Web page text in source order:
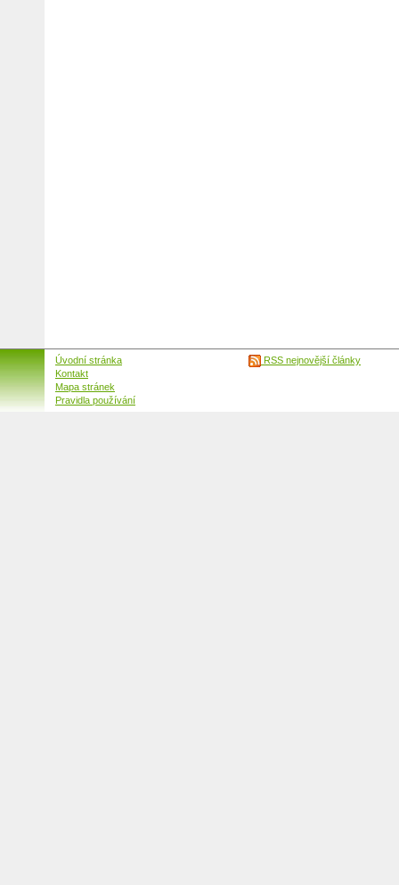
Úvodní stránka
Kontakt
Mapa stránek
Pravidla používání
RSS nejnovější články